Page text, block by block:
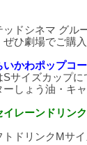
ドシネマ グル
ぜひ劇場でご購
かわポップコ
イズカップに
しょう油・キャ
レーンドリンク
ドリンクMサイ